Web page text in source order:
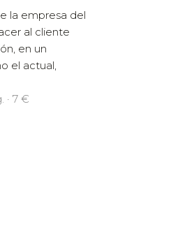
la empresa del
al cliente
en un
el actual,
· 7 €